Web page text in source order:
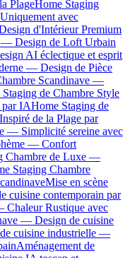
PlageHome Staging
avec
d'Intérieur Premium
— Design de Loft Urbain
AI éclectique et esprit
— Design de Pièce
Scandinave —
de Chambre Style
IAHome Staging de
de la Plage par
— Simplicité sereine avec
— Confort
Chambre de Luxe —
Staging Chambre
Mise en scène
cuisine contemporain par
Chaleur Rustique avec
— Design de cuisine
cuisine industrielle —
Aménagement de